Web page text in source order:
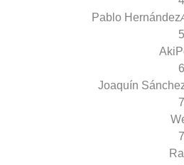
Pablo Hernández
Aki
Joaquín